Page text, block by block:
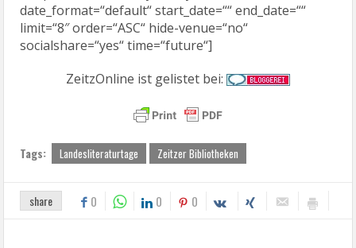
date_format=“default“ start_date=““ end_date=““
limit=“8″ order=“ASC“ hide-venue=“no“
socialshare=“yes“ time=“future“]
ZeitzOnline ist gelistet bei:
Tags: Landesliteraturtage Zeitzer Bibliotheken
share 0 0 0